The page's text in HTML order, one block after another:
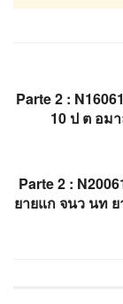
Parte 2 :
10 ป ต อม
Parte 2 :
ยายแก จนว นท